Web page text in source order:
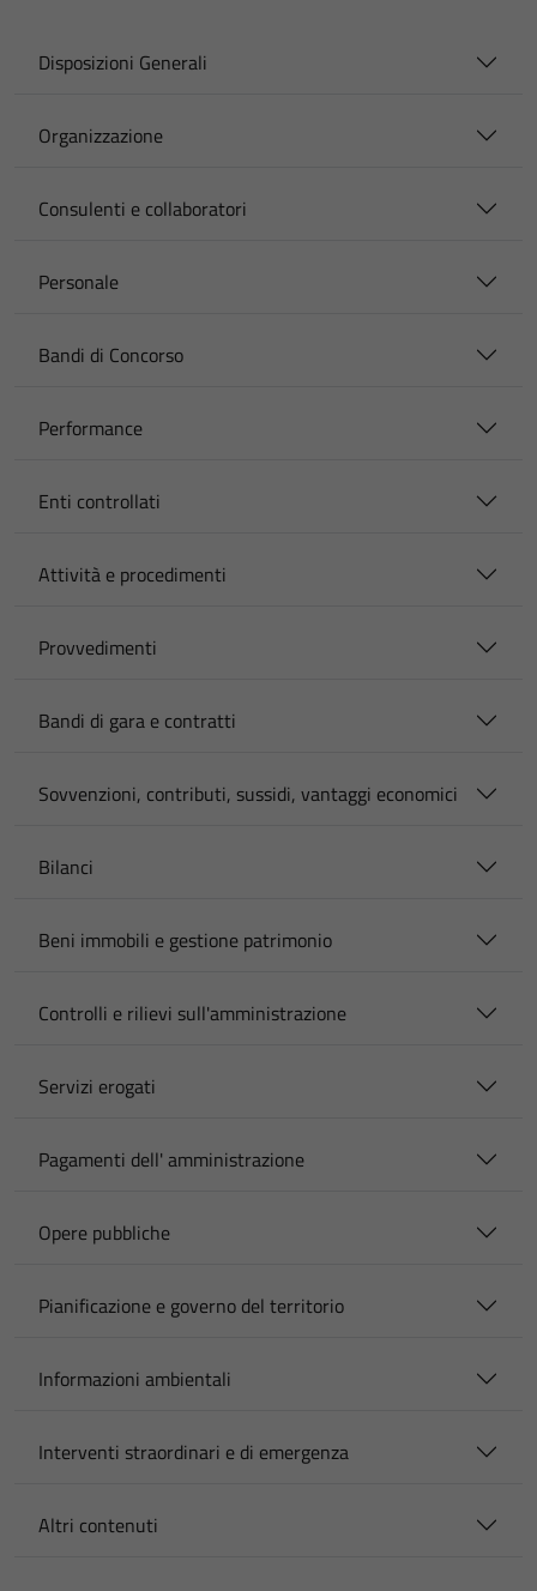
Disposizioni Generali
Organizzazione
Consulenti e collaboratori
Personale
Bandi di Concorso
Performance
Enti controllati
Attività e procedimenti
Provvedimenti
Bandi di gara e contratti
Sovvenzioni, contributi, sussidi, vantaggi economici
Bilanci
Beni immobili e gestione patrimonio
Controlli e rilievi sull'amministrazione
Servizi erogati
Pagamenti dell' amministrazione
Opere pubbliche
Pianificazione e governo del territorio
Informazioni ambientali
Interventi straordinari e di emergenza
Altri contenuti